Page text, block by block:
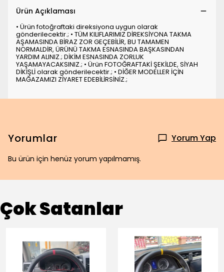
Ürün Açıklaması
• Ürün fotoğraftaki direksiyona uygun olarak
gönderilecektir.; • TÜM KILIFLARIMIZ DİREKSİYONA TAKMA
AŞAMASINDA BİRAZ ZOR GEÇEBİLİR, BU TAMAMEN
NORMALDİR, ÜRÜNÜ TAKMA ESNASINDA BAŞKASINDAN
YARDIM ALINIZ.; DİKİM ESNASINDA ZORLUK
YAŞAMAYACAKSINIZ.; • Ürün FOTOĞRAFTAKİ ŞEKİLDE, SİYAH
DİKİŞLİ olarak gönderilecektir.; • DİĞER MODELLER İÇİN
MAĞAZAMIZI ZİYARET EDEBİLİRSİNİZ.;
Yorumlar Yorum Yap
Bu ürün için henüz yorum yapılmamış.
Çok Satanlar